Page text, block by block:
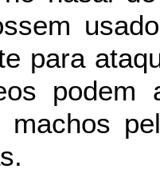
para
machos